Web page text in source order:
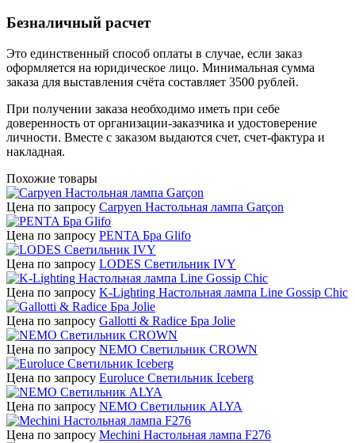
Безналичный расчет
Это единственный способ оплаты в случае, если заказ
оформляется на юридическое лицо. Минимальная сумма
заказа для выставления счёта составляет 3500 рублей.
При получении заказа необходимо иметь при себе
доверенность от организации-заказчика и удостоверение
личности. Вместе с заказом выдаются счет, счет-фактура и
накладная.
Похожие товары
Цена по запросу Carpyen Настольная лампа Garçon
Цена по запросу PENTA Бра Glifo
Цена по запросу LODES Светильник IVY
Цена по запросу K-Lighting Настольная лампа Line Gossip Chic
Цена по запросу Gallotti & Radice Бра Jolie
Цена по запросу NEMO Светильник CROWN
Цена по запросу Euroluce Светильник Iceberg
Цена по запросу NEMO Светильник ALYA
Цена по запросу Mechini Настольная лампа F276